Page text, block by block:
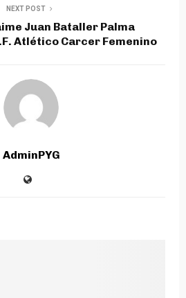
NEXT POST
Juan Bataller Palma
Atlético Carcer Femenino
AdminPYG